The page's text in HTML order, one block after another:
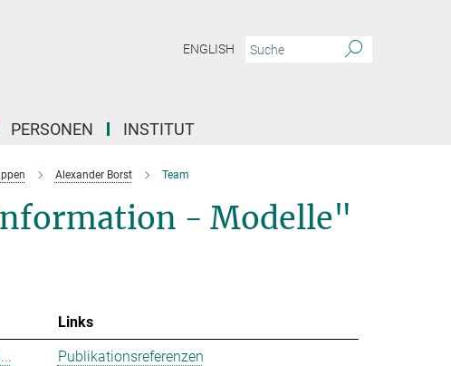
ENGLISH
PERSONEN INSTITUT
Alexander Borst Team
- Modelle"
Links
Publikationsreferenzen